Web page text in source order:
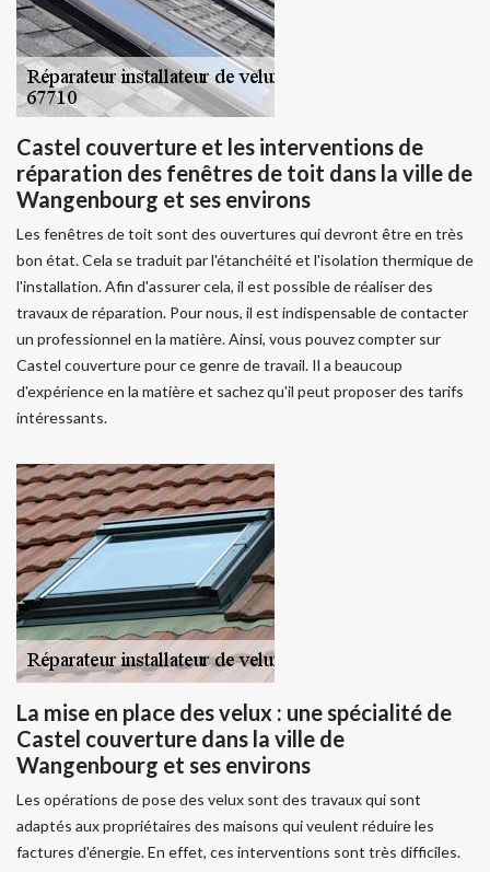
Castel couverture et les interventions de
réparation des fenêtres de toit dans la ville de
Wangenbourg et ses environs
Les fenêtres de toit sont des ouvertures qui devront être en très
bon état. Cela se traduit par l'étanchéité et l'isolation thermique de
l'installation. Afin d'assurer cela, il est possible de réaliser des
travaux de réparation. Pour nous, il est indispensable de contacter
un professionnel en la matière. Ainsi, vous pouvez compter sur
Castel couverture pour ce genre de travail. Il a beaucoup
d'expérience en la matière et sachez qu'il peut proposer des tarifs
intéressants.
La mise en place des velux : une spécialité de
Castel couverture dans la ville de
Wangenbourg et ses environs
Les opérations de pose des velux sont des travaux qui sont
adaptés aux propriétaires des maisons qui veulent réduire les
factures d'énergie. En effet, ces interventions sont très difficiles.